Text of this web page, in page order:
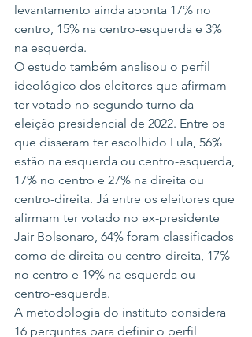
levantamento ainda aponta 17% no
centro, 15% na centro-esquerda e 3%
na esquerda.
O estudo também analisou o perfil
ideológico dos eleitores que afirmam
ter votado no segundo turno da
eleição presidencial de 2022. Entre os
que disseram ter escolhido Lula, 56%
estão na esquerda ou centro-esquerda,
17% no centro e 27% na direita ou
centro-direita. Já entre os eleitores que
afirmam ter votado no ex-presidente
Jair Bolsonaro, 64% foram classificados
como de direita ou centro-direita, 17%
no centro e 19% na esquerda ou
centro-esquerda.
A metodologia do instituto considera
16 perguntas para definir o perfil